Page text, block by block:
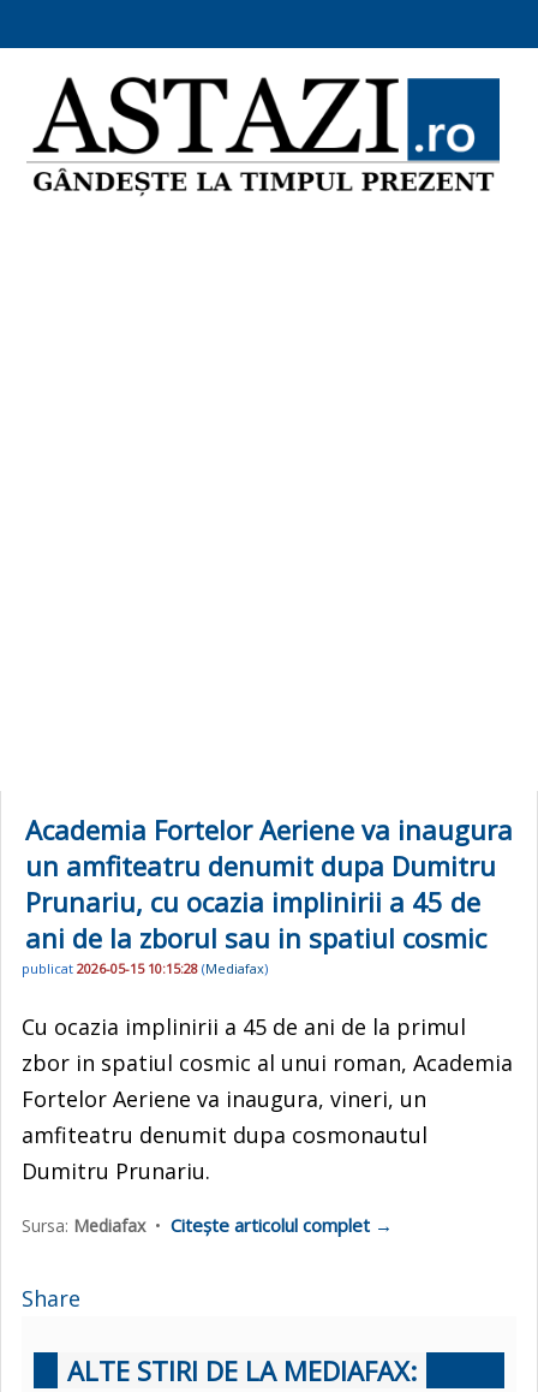
Academia Fortelor Aeriene va inaugura
un amfiteatru denumit dupa Dumitru
Prunariu, cu ocazia implinirii a 45 de
ani de la zborul sau in spatiul cosmic
publicat 2026-05-15 10:15:28 (Mediafax)
Cu ocazia implinirii a 45 de ani de la primul
zbor in spatiul cosmic al unui roman, Academia
Fortelor Aeriene va inaugura, vineri, un
amfiteatru denumit dupa cosmonautul
Dumitru Prunariu.
Sursa: Mediafax• Citește articolul complet →
Share
ALTE STIRI DE LA MEDIAFAX: